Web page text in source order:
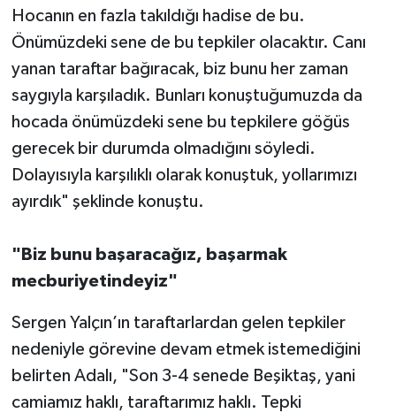
Hocanın en fazla takıldığı hadise de bu.
Önümüzdeki sene de bu tepkiler olacaktır. Canı
yanan taraftar bağıracak, biz bunu her zaman
saygıyla karşıladık. Bunları konuştuğumuzda da
hocada önümüzdeki sene bu tepkilere göğüs
gerecek bir durumda olmadığını söyledi.
Dolayısıyla karşılıklı olarak konuştuk, yollarımızı
ayırdık" şeklinde konuştu.
"Biz bunu başaracağız, başarmak
mecburiyetindeyiz"
Sergen Yalçın’ın taraftarlardan gelen tepkiler
nedeniyle görevine devam etmek istemediğini
belirten Adalı, "Son 3-4 senede Beşiktaş, yani
camiamız haklı, taraftarımız haklı. Tepki